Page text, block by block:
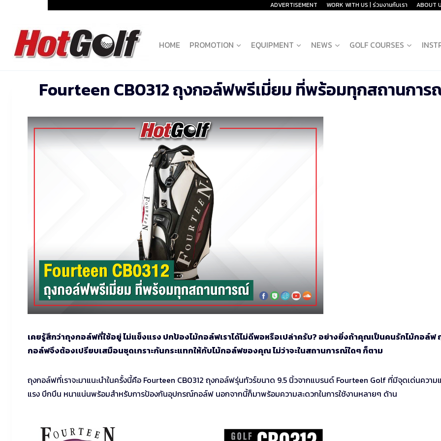
content
ADVERTISEMENT WORK WITH US | ร่วมงานกับเรา ABOUT
HOME PROMOTION EQUIPMENT NEWS GOLF COURSES
Fourteen CB0312 ถุงกอล์ฟพรีเมี่ยม ที่พร้อมทุกสถานกา
เคยรู้สึกว่าถุงกอล์ฟที่ใช้อยู่ ไม่แข็งแรง ปกป้องไม้กอล์ฟเราได้ไม่ดีพอหรือเปล่าครับ? อย่างยิ่งถ้าคุณเป็นคนรักไม้กอล์ฟ
กอล์ฟจึงต้องเปรียบเสมือนชุดเกราะกันกระแทกให้กับไม้กอล์ฟของคุณ ไม่ว่าจะในสถานการณ์ใดๆ ก็ตาม
ถุงกอล์ฟที่เราจะมาแนะนำในครั้งนี้คือ Fourteen CB0312 ถุงกอล์ฟรุ่นทัวร์ขนาด 9.5 นิ้วจากแบรนด์ Fourteen Golf ที่มีจุดเด่นความ
แรง บึกบึน หนาแน่นพร้อมสำหรับการป้องกันอุปกรณ์กอล์ฟ นอกจากนี้ก็มาพร้อมความสะดวกในการใช้งานหลายๆ ด้าน